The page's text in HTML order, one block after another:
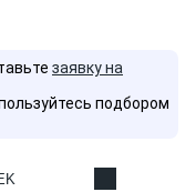
заявку на
подбором